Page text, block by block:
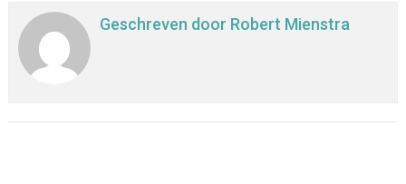
Geschreven door Robert Mienstra